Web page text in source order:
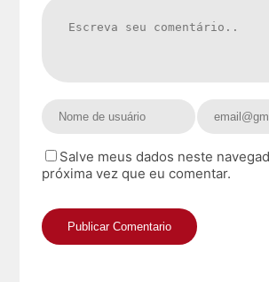
Salve meus dados neste
próxima vez que eu comentar.